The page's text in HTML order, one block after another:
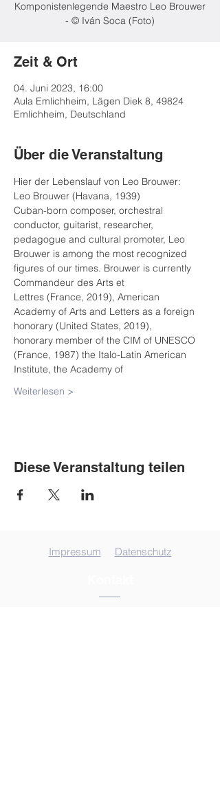
Komponistenlegende Maestro Leo Brouwer
- © Iván Soca (Foto)
Zeit & Ort
04. Juni 2023, 16:00
Aula Emlichheim, Lägen Diek 8, 49824
Emlichheim, Deutschland
Über die Veranstaltung
Hier der Lebenslauf von Leo Brouwer:
Leo Brouwer (Havana, 1939)
Cuban-born composer, orchestral
conductor, guitarist, researcher,
pedagogue and cultural promoter, Leo
Brouwer is among the most recognized
figures of our times. Brouwer is currently
Commandeur des Arts et
Lettres (France, 2019), American
Academy of Arts and Letters as a foreign
honorary (United States, 2019),
honorary member of the CIM of UNESCO
(France, 1987) the Italo-Latin American
Institute, the Academy of
Weiterlesen >
Diese Veranstaltung teilen
Impressum Datenschutz